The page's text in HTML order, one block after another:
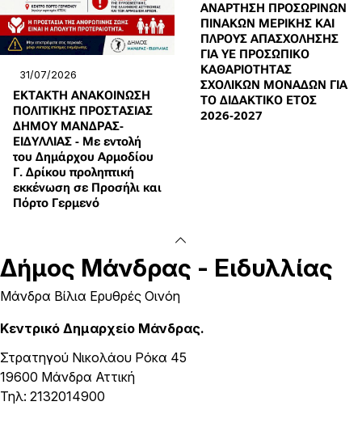
31/07/2026
ΕΚΤΑΚΤΗ ΑΝΑΚΟΙΝΩΣΗ
ΠΟΛΙΤΙΚΗΣ ΠΡΟΣΤΑΣΙΑΣ
ΔΗΜΟΥ ΜΑΝΔΡΑΣ-
ΕΙΔΥΛΛΙΑΣ - Με εντολή
του Δημάρχου Αρμοδίου
Γ. Δρίκου προληπτική
εκκένωση σε Προσήλι και
Πόρτο Γερμενό
ΑΝΑΡΤΗΣΗ ΠΡΟΣΩΡΙΝΩΝ
ΠΙΝΑΚΩΝ ΜΕΡΙΚΗΣ ΚΑΙ
ΠΛΡΟΥΣ ΑΠΑΣΧΟΛΗΣΗΣ
ΓΙΑ ΥΕ ΠΡΟΣΩΠΙΚΟ
ΚΑΘΑΡΙΟΤΗΤΑΣ
ΣΧΟΛΙΚΩΝ ΜΟΝΑΔΩΝ ΓΙΑ
ΤΟ ΔΙΔΑΚΤΙΚΟ ΕΤΟΣ
2026-2027
Δήμος Μάνδρας - Ειδυλλίας
Μάνδρα Βίλια Ερυθρές Οινόη
Κεντρικό Δημαρχείο Μάνδρας.
Στρατηγού Νικολάου Ρόκα 45
19600 Μάνδρα Αττική
Τηλ: 2132014900